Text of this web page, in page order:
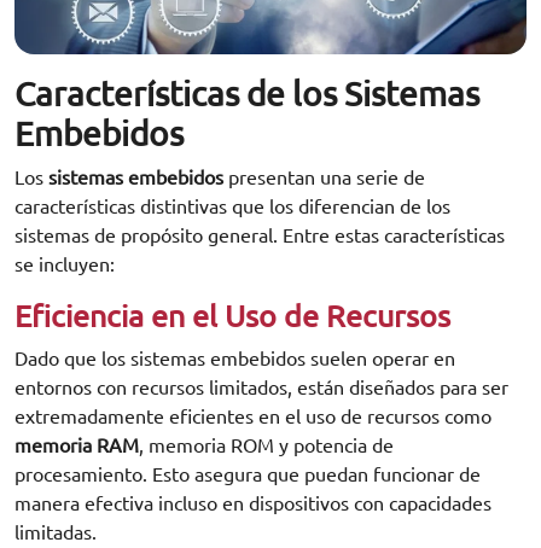
Características de los Sistemas
Embebidos
Los sistemas embebidos presentan una serie de
características distintivas que los diferencian de los
sistemas de propósito general. Entre estas características
se incluyen:
Eficiencia en el Uso de Recursos
Dado que los sistemas embebidos suelen operar en
entornos con recursos limitados, están diseñados para ser
extremadamente eficientes en el uso de recursos como
memoria RAM, memoria ROM y potencia de
procesamiento. Esto asegura que puedan funcionar de
manera efectiva incluso en dispositivos con capacidades
limitadas.